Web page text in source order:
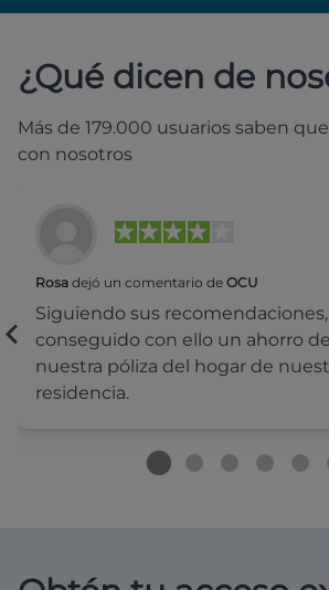
¿Qué dicen de
Más de 179.000 usuarios saben
con nosotros
Rosa dejó un comentario de OCU
Siguiendo sus
conseguido con ello un ahorro
nuestra póliza del hogar de
residencia.